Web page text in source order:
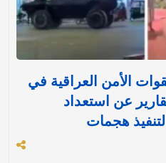
الأمن العراقية في
عن استعداد
هجمات